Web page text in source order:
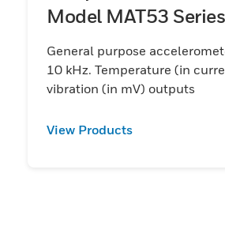
Model MAT53 Series
General purpose
10 kHz. Temperature (in
vibration (in mV) outputs
View Products